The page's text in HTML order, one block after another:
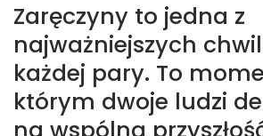
Zaręczyny to jedna z
najważniejszych
każdej pary. To
którym dwoje ludzi